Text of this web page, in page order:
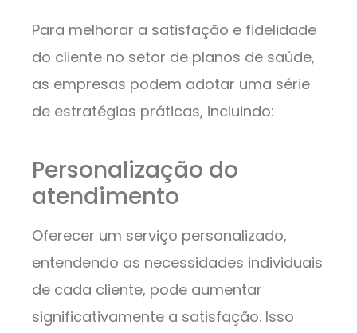
Para melhorar a satisfação e fidelidade
do cliente no setor de planos de saúde,
as empresas podem adotar uma série
de estratégias práticas, incluindo:
Personalização do
atendimento
Oferecer um serviço personalizado,
entendendo as necessidades individuais
de cada cliente, pode aumentar
significativamente a satisfação. Isso